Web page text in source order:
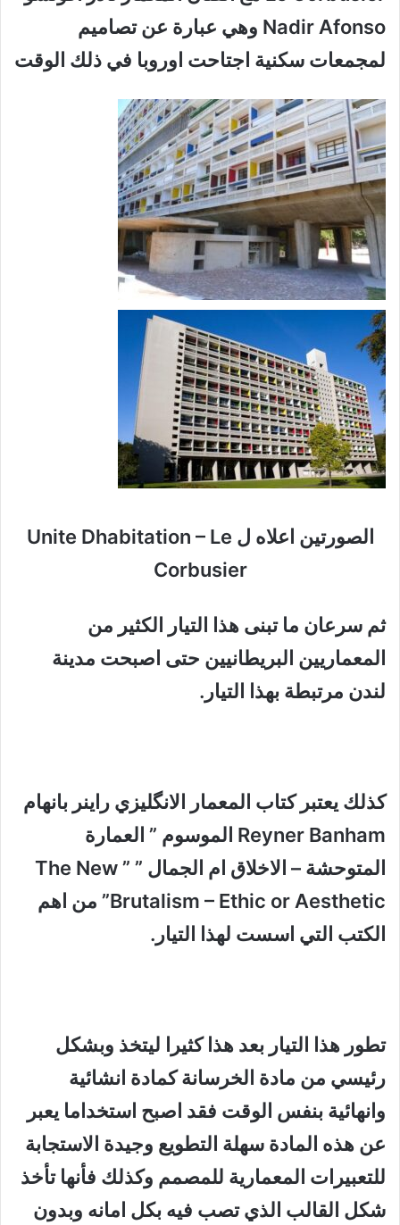
Nadir Afonso وهي عبارة عن تصاميم
لمجمعات سكنية اجتاحت اوروبا في ذلك الوقت
الصورتين اعلاه ل Unite Dhabitation – Le
Corbusier
ثم سرعان ما تبنى هذا التيار الكثير من
المعماريين البريطانيين حتى اصبحت مدينة
لندن مرتبطة بهذا التيار.
كذلك يعتبر كتاب المعمار الانگليزي راينر بانهام
Reyner Banham الموسوم ” العمارة
المتوحشة – الاخلاق ام الجمال ” ” The New
Brutalism – Ethic or Aesthetic” من اهم
الكتب التي اسست لهذا التيار.
تطور هذا التيار بعد هذا كثيرا ليتخذ وبشكل
رئيسي من مادة الخرسانة كمادة انشائية
وانهائية بنفس الوقت فقد اصبح استخداما يعبر
عن هذه المادة سهلة التطويع وجيدة الاستجابة
للتعبيرات المعمارية للمصمم وكذلك فأنها تأخذ
شكل القالب الذي تصب فيه بكل امانه وبدون